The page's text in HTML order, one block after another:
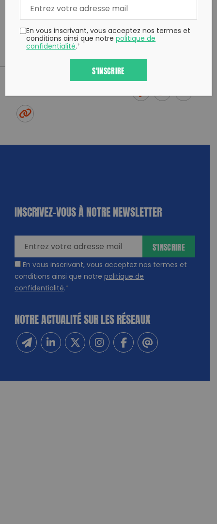
Et comme on ne change pas une équipe qui gagne,
mais surtout qu'on aime vous gâter, on a prévus au
taquet de récompenses pour vous 🙂
PARTAGER CET ARTICLE:
INSCRIVEZ-VOUS À NOTRE NEWSLETTER
En vous inscrivant, vous acceptez nos termes et
conditions ainsi que notre politique de
confidentialité.*
S'INSCRIRE
NOTRE ACTUALITÉ SUR LES RÉSEAUX
En vous inscrivant, vous acceptez nos termes et
conditions ainsi que notrepolitique de
confidentialité.*
S'INSCRIRE